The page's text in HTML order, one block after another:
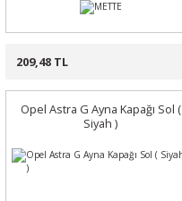
209,48 TL
Opel Astra G Ayna Kapağı Sol (
Siyah )